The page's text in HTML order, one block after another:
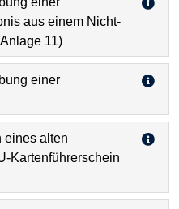
aus einem Nicht-
11)
einer
eines alten
Kartenführerschein